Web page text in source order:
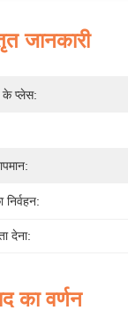
जानकारी
के प्लेस:
निर्वहन:
देना:
का वर्णन